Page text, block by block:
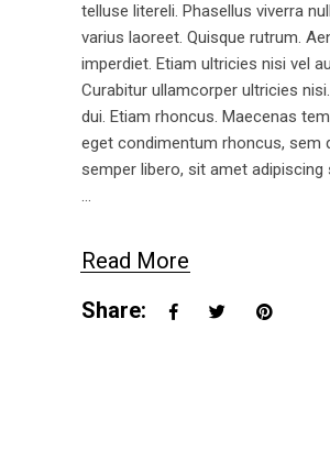
telluse litereli. Phasellus viverra
varius laoreet. Quisque rutrum.
imperdiet. Etiam ultricies nisi vel
Curabitur ullamcorper ultricies
dui. Etiam rhoncus. Maecenas
eget condimentum rhoncus, sem
semper libero, sit amet adipiscing
Read More
Share: